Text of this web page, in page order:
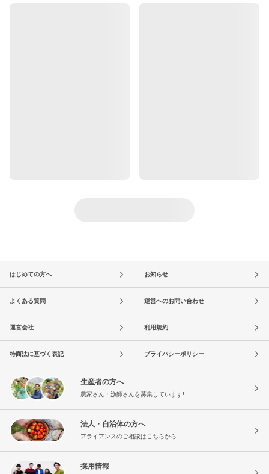
はじめての方へ お知らせ
よくある質問 運営へのお問い合わせ
運営会社 利用規約
特商法に基づく表記 プライバシーポリシー
生産者の方へ
農家さん・漁師さんを募集しています!
法人・自治体の方へ
アライアンスのご相談はこちらから
採用情報